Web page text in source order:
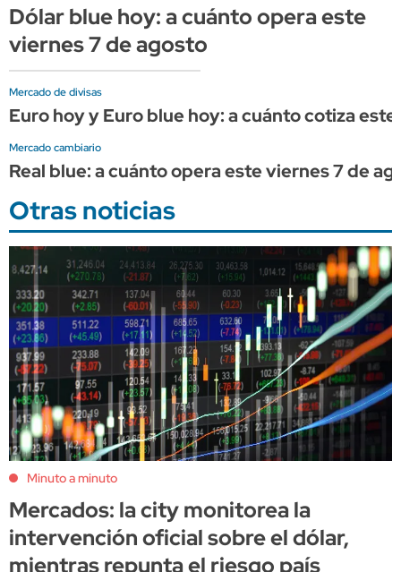
Dólar blue hoy: a cuánto opera este
viernes 7 de agosto
Mercado de divisas
Euro hoy y Euro blue hoy: a cuánto cotiza
Mercado cambiario
Real blue: a cuánto opera este viernes 7 de
Otras noticias
Minuto a minuto
Mercados: la city monitorea la
intervención oficial sobre el dólar,
mientras repunta el riesgo país